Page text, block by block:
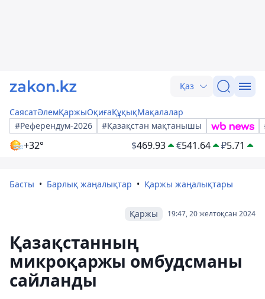
Қаз
СаясатӘлемҚаржыОқиғаҚұқықМақалалар
#Референдум-2026
#Қазақстан мақтанышы
+32° $469.93 €541.64 ₽5.71
Басты Барлық жаңалықтар Қаржы жаңалықтары
19:47, 20 желтоқсан 2024
Қаржы
Қазақстанның
микроқаржы омбудсманы
сайланды